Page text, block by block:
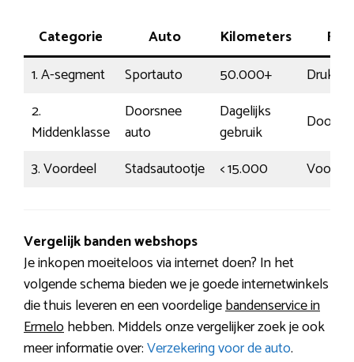
Categorie Auto Kilometers
1. A-segment
Sportauto 50.000+
Druk
2.
Middenklasse
Doorsnee
auto
Dagelijks
gebruik
3. Voordeel
Stadsautootje < 15.000
Vergelijk banden webshops
Je inkopen moeiteloos via internet doen? In het
volgende schema bieden we je goede internetwinkels
die thuis leveren en een voordeligebandenservice in
Ermelohebben. Middels onze vergelijker zoek je ook
meer informatie over:Verzekering voor de auto.